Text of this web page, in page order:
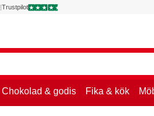
|Trustpilot
Chokolad & godis Fika & kök